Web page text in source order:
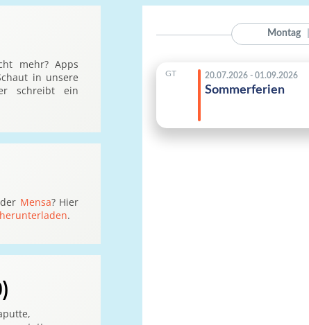
mehr? Apps
in unsere
schreibt ein
Mensa? Hier
.